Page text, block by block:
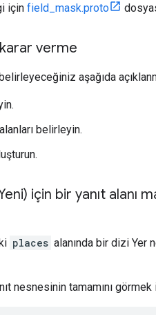
için field_mask.proto
karar verme
aşağıda
belirleyin.
için bir yanıt alanı
places alanında bir dizi Yer
nesnesinin tamamını görmek